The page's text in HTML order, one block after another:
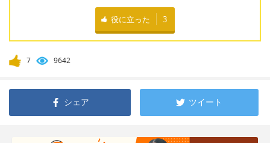
役に立った 3
7 9642
シェア ツイート